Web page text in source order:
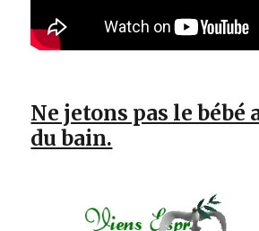
Ne jetons pas le bébé
du bain.